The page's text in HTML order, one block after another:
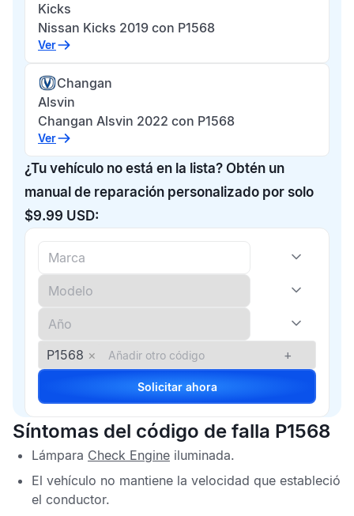
Kicks
Nissan Kicks 2019 con P1568
Ver
Changan
Alsvin
Changan Alsvin 2022 con P1568
Ver
¿Tu vehículo no está en la lista? Obtén un
manual de reparación personalizado por solo
$9.99 USD:
P1568 × +
Solicitar ahora
Síntomas del código de falla P1568
Lámpara Check Engine iluminada.
El vehículo no mantiene la velocidad que estableció
el conductor.